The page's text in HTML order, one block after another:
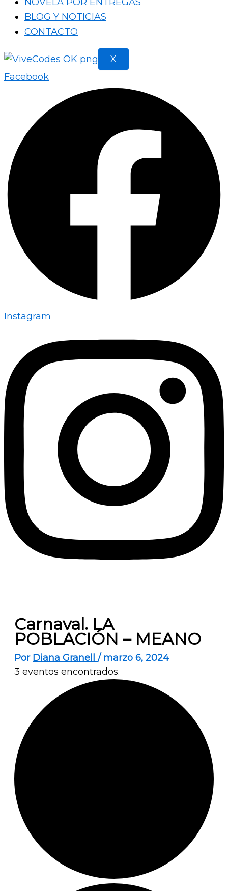
BLOG Y NOTICIAS
CONTACTO
X
Facebook
Instagram
Carnaval. LA
POBLACIÓN – MEANO
Por Diana Granell / marzo 6, 2024
3 eventos encontrados.